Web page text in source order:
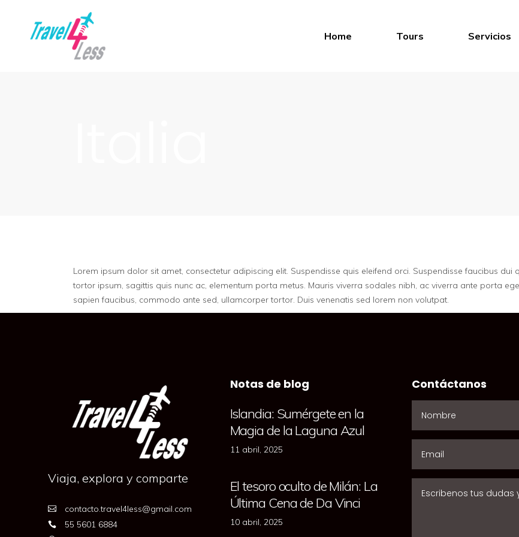
Home Tours Servicios
Lorem ipsum dolor sit amet, consectetur adipiscing elit. Suspendisse quis eleifend orci. Suspendisse faucibus
tortor ipsum, sagittis quis nunc ac, elementum porta metus. Mauris viverra sodales nibh, ac viverra ante porta
sapien faucibus, commodo ante sed, ullamcorper tortor. Duis venenatis sed lorem non volutpat.
Viaja, explora y comparte
contacto.travel4less@gmail.com
55 5601 6884
Notas de blog
Islandia: Sumérgete en la
Magia de la Laguna Azul
11 abril, 2025
El tesoro oculto de Milán: La
Última Cena de Da Vinci
10 abril, 2025
Contáctanos